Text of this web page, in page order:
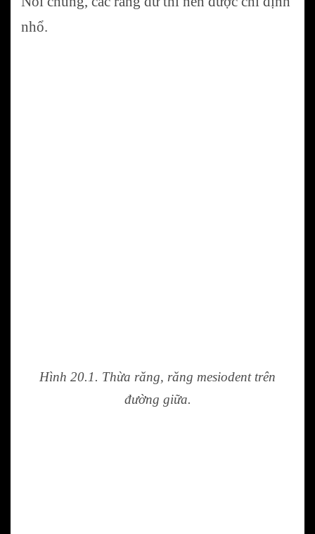
nhổ.
Hình 20.1. Thừa răng, răng mesiodent trên
đường giữa.